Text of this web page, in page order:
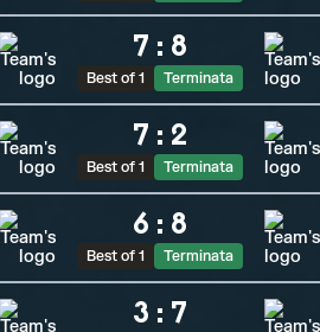
7 : 8
Best of 1 Terminata
7 : 2
Best of 1 Terminata
6 : 8
Best of 1 Terminata
3 : 7